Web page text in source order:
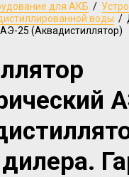
для АКБ
  /
воды
25 (Аквадистиллятор)